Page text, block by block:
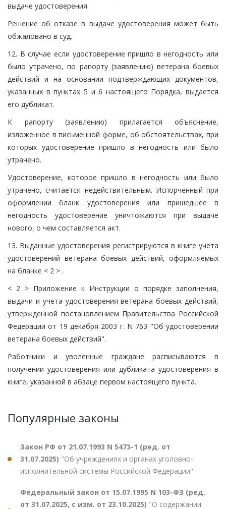
выдаче удостоверения.
Решение об отказе в выдаче удостоверения может быть
обжаловано в суд.
12. В случае если удостоверение пришло в негодность или
было утрачено, по рапорту (заявлению) ветерана боевых
действий и на основании подтверждающих документов,
указанных в пунктах 5 и 6 настоящего Порядка, выдается
его дубликат.
К рапорту (заявлению) прилагается объяснение,
изложенное в письменной форме, об обстоятельствах, при
которых удостоверение пришло в негодность или было
утрачено.
Удостоверение, которое пришло в негодность или было
утрачено, считается недействительным. Испорченный при
оформлении бланк удостоверения или пришедшее в
негодность удостоверение уничтожаются при выдаче
нового, о чем составляется акт.
13. Выданные удостоверения регистрируются в книге учета
удостоверений ветерана боевых действий, оформляемых
на бланке < 2 > .
< 2 > Приложение к Инструкции о порядке заполнения,
выдачи и учета удостоверения ветерана боевых действий,
утвержденной постановлением Правительства Российской
Федерации от 19 декабря 2003 г. N 763 "Об удостоверении
ветерана боевых действий".
Работники и уволенные граждане расписываются в
получении удостоверения или дубликата удостоверения в
книге, указанной в абзаце первом настоящего пункта.
Популярные законы
Закон РФ от 21.07.1993 N 5473-1 (ред. от
31.07.2025) "Об учреждениях и органах уголовно-
исполнительной системы Российской Федерации"
Федеральный закон от 15.07.1995 N 103-ФЗ (ред.
от 31.07.2025, с изм. от 23.10.2025) "О содержании